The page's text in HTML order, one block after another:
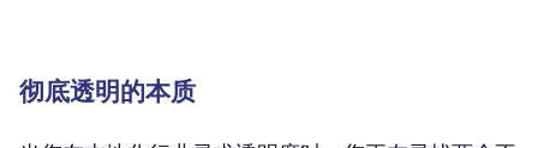
彻底透明的本质